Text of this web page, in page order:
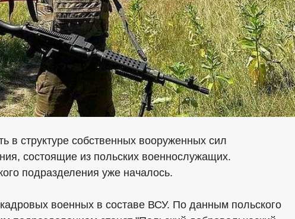
в структуре собственных вооруженных сил
состоящие из польских военнослужащих.
подразделения уже началось.
кадровых военных в составе ВСУ. По данным польского